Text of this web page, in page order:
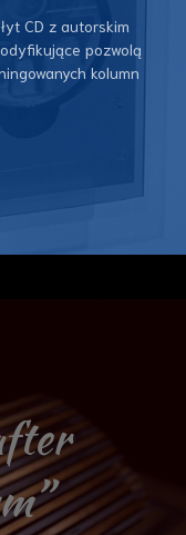
CD z autorskim
pozwolą
kolumn